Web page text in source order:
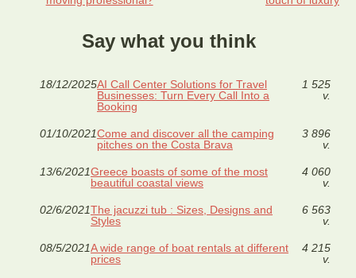
Say what you think
18/12/2025AI Call Center Solutions for Travel
Businesses: Turn Every Call Into a
Booking
1 525
v.
01/10/2021Come and discover all the camping
pitches on the Costa Brava
3 896
v.
13/6/2021Greece boasts of some of the most
beautiful coastal views
4 060
v.
02/6/2021The jacuzzi tub : Sizes, Designs and
Styles
6 563
v.
08/5/2021A wide range of boat rentals at different
prices
4 215
v.